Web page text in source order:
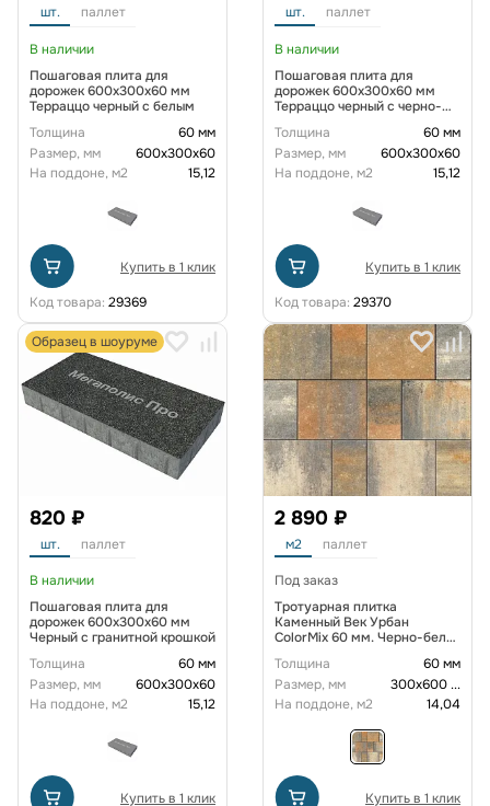
шт. паллет
В наличии
Пошаговая плита для
дорожек 600x300x60 мм
Терраццо черный с белым
Толщина
60 мм
Размер, мм
600х300х60
На поддоне, м2
15,12
Купить в 1 клик
Код товара: 29369
шт. паллет
В наличии
Пошаговая плита для
дорожек 600x300x60 мм
Терраццо черный с черно-
Толщина
60 мм
Размер, мм
600х300х60
На поддоне, м2
15,12
Купить в 1 клик
Код товара: 29370
Образец в шоуруме
820 ₽
шт. паллет
В наличии
Пошаговая плита для
дорожек 600x300x60 мм
Черный с гранитной крошкой
Толщина
60 мм
Размер, мм
600х300х60
На поддоне, м2
15,12
Купить в 1 клик
2 890 ₽
м2 паллет
Под заказ
Тротуарная плитка
Каменный Век Урбан
ColorMix 60 мм. Черно-бело-
Толщина
60 мм
Размер, мм
300х600...
На поддоне, м2
14,04
Купить в 1 клик